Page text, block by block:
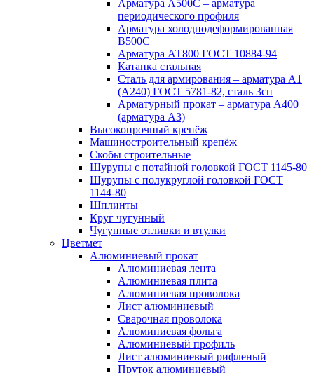
Арматура А500С – арматура
периодического профиля
Арматура холоднодеформированная
В500С
Арматура АТ800 ГОСТ 10884-94
Катанка стальная
Сталь для армирования – арматура А1
(А240) ГОСТ 5781-82, сталь 3сп
Арматурный прокат – арматура А400
(арматура А3)
Высокопрочный крепёж
Машиностроительный крепёж
Скобы строительные
Шурупы с потайной головкой ГОСТ 1145-80
Шурупы с полукруглой головкой ГОСТ
1144-80
Шплинты
Круг чугунный
Чугунные отливки и втулки
Цветмет
Алюминиевый прокат
Алюминиевая лента
Алюминиевая плита
Алюминиевая проволока
Лист алюминиевый
Сварочная проволока
Алюминиевая фольга
Алюминиевый профиль
Лист алюминиевый рифленый
Пруток алюминиевый